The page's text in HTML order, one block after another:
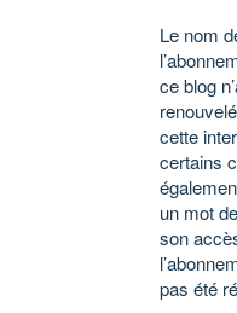
Le nom
ce blog
cette
certains
un mot
son
pas été